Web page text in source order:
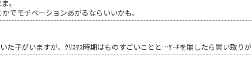
。
でモチベーションあがるならいいかも。
た子がいますが、ｸﾘｽﾏｽ時期はものすごいことと…ｹｰｷを崩したら買い取り